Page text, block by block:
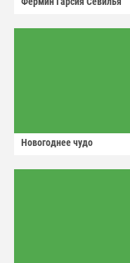
Новогоднее чудо